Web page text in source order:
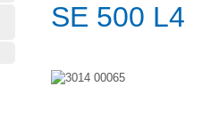
SE 500 L4